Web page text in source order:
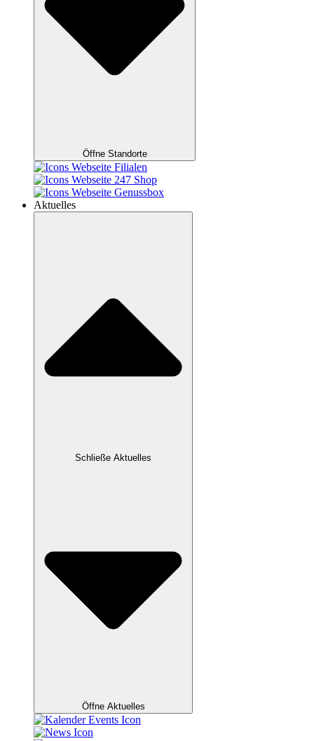
Öffne Standorte
Aktuelles
Schließe Aktuelles
Öffne Aktuelles